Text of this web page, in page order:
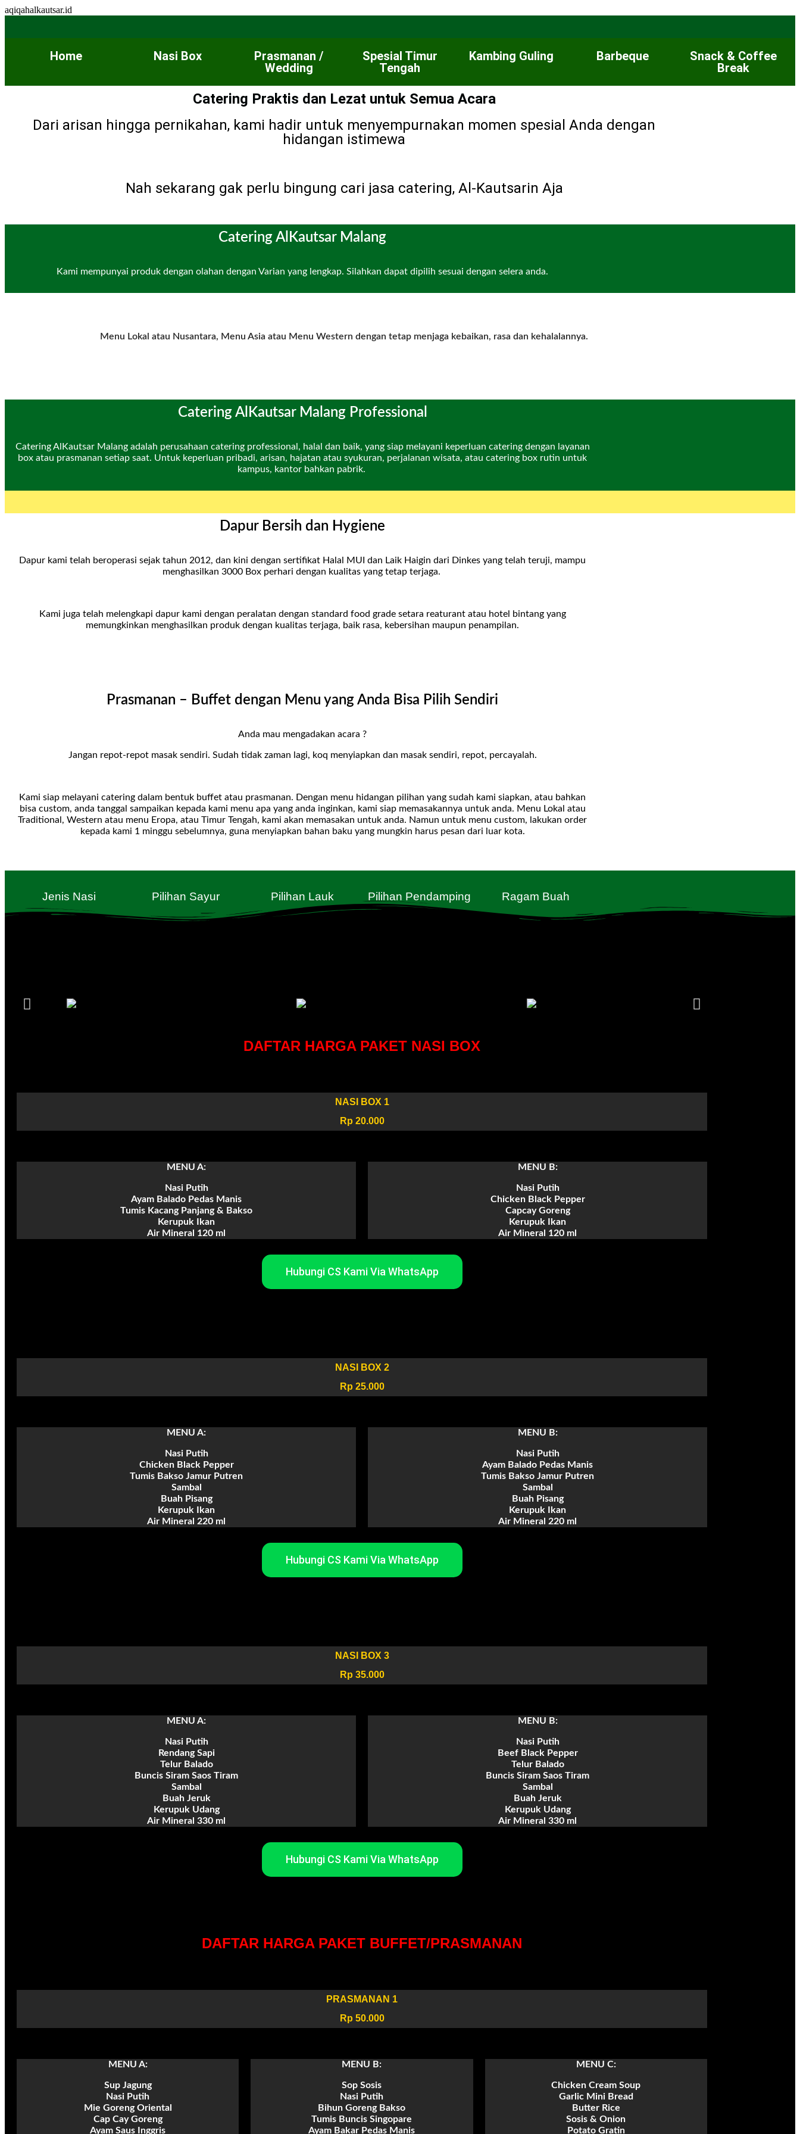
aqiqahalkautsar.id
Home Nasi Box
Prasmanan /
Wedding
Spesial Timur
Tengah
Kambing Guling Barbeque
Snack & Coffee
Break
Catering Praktis dan Lezat untuk Semua Acara
Dari arisan hingga pernikahan, kami hadir untuk menyempurnakan momen spesial Anda dengan
hidangan istimewa
Nah sekarang gak perlu bingung cari jasa catering, Al-Kautsarin Aja
Catering AlKautsar Malang
Kami mempunyai produk dengan olahan dengan Varian yang lengkap. Silahkan dapat dipilih sesuai dengan selera anda.
Menu Lokal atau Nusantara, Menu Asia atau Menu Western dengan tetap menjaga kebaikan, rasa dan kehalalannya.
Catering AlKautsar Malang Professional
Catering AlKautsar Malang adalah perusahaan catering professional, halal dan baik, yang siap melayani keperluan catering dengan layanan
box atau prasmanan setiap saat. Untuk keperluan pribadi, arisan, hajatan atau syukuran, perjalanan wisata, atau catering box rutin untuk
kampus, kantor bahkan pabrik.
Dapur Bersih dan Hygiene
Dapur kami telah beroperasi sejak tahun 2012, dan kini dengan sertifikat Halal MUI dan Laik Haigin dari Dinkes yang telah teruji, mampu
menghasilkan 3000 Box perhari dengan kualitas yang tetap terjaga.
Kami juga telah melengkapi dapur kami dengan peralatan dengan standard food grade setara reaturant atau hotel bintang yang
memungkinkan menghasilkan produk dengan kualitas terjaga, baik rasa, kebersihan maupun penampilan.
Prasmanan – Buffet dengan Menu yang Anda Bisa Pilih Sendiri
Anda mau mengadakan acara ?
Jangan repot-repot masak sendiri. Sudah tidak zaman lagi, koq menyiapkan dan masak sendiri, repot, percayalah.
Kami siap melayani catering dalam bentuk buffet atau prasmanan. Dengan menu hidangan pilihan yang sudah kami siapkan, atau bahkan
bisa custom, anda tanggal sampaikan kepada kami menu apa yang anda inginkan, kami siap memasakannya untuk anda. Menu Lokal atau
Traditional, Western atau menu Eropa, atau Timur Tengah, kami akan memasakan untuk anda. Namun untuk menu custom, lakukan order
kepada kami 1 minggu sebelumnya, guna menyiapkan bahan baku yang mungkin harus pesan dari luar kota.
Jenis Nasi Pilihan Sayur Pilihan Lauk Pilihan Pendamping Ragam Buah
DAFTAR HARGA PAKET NASI BOX
NASI BOX 1
Rp 20.000
MENU A:
Nasi Putih
Ayam Balado Pedas Manis
Tumis Kacang Panjang & Bakso
Kerupuk Ikan
Air Mineral 120 ml
MENU B:
Nasi Putih
Chicken Black Pepper
Capcay Goreng
Kerupuk Ikan
Air Mineral 120 ml
Hubungi CS Kami Via WhatsApp
NASI BOX 2
Rp 25.000
MENU A:
Nasi Putih
Chicken Black Pepper
Tumis Bakso Jamur Putren
Sambal
Buah Pisang
Kerupuk Ikan
Air Mineral 220 ml
MENU B:
Nasi Putih
Ayam Balado Pedas Manis
Tumis Bakso Jamur Putren
Sambal
Buah Pisang
Kerupuk Ikan
Air Mineral 220 ml
Hubungi CS Kami Via WhatsApp
NASI BOX 3
Rp 35.000
MENU A:
Nasi Putih
Rendang Sapi
Telur Balado
Buncis Siram Saos Tiram
Sambal
Buah Jeruk
Kerupuk Udang
Air Mineral 330 ml
MENU B:
Nasi Putih
Beef Black Pepper
Telur Balado
Buncis Siram Saos Tiram
Sambal
Buah Jeruk
Kerupuk Udang
Air Mineral 330 ml
Hubungi CS Kami Via WhatsApp
DAFTAR HARGA PAKET BUFFET/PRASMANAN
PRASMANAN 1
Rp 50.000
MENU A:
Sup Jagung
Nasi Putih
Mie Goreng Oriental
Cap Cay Goreng
Ayam Saus Inggris
MENU B:
Sop Sosis
Nasi Putih
Bihun Goreng Bakso
Tumis Buncis Singopare
Ayam Bakar Pedas Manis
MENU C:
Chicken Cream Soup
Garlic Mini Bread
Butter Rice
Sosis & Onion
Potato Gratin